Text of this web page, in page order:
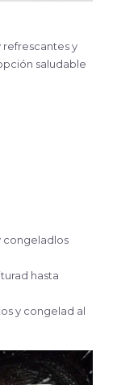
refrescantes y
saludable
congeladlos
hasta
y congelad al